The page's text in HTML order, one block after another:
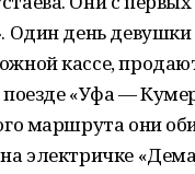
Один день девушки
кассе,
«Уфа —
маршрута они
электричке